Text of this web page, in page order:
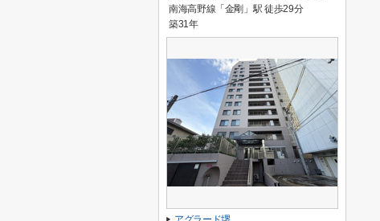
南海高野線「金剛」駅 徒歩29分
築31年